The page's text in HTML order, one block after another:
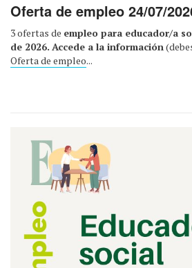
Oferta de empleo 24/07/
3 ofertas de empleo para educador/a
de 2026. Accede a la información
Oferta de empleo...